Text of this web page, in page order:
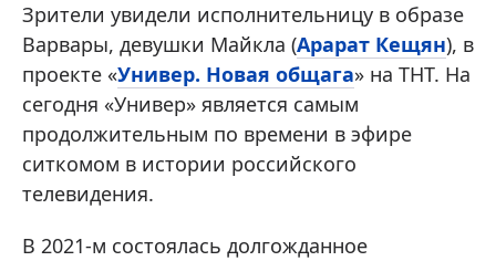
Зрители увидели исполнительницу в образе
Варвары, девушки Майкла (Арарат Кещян), в
проекте «Универ. Новая общага» на ТНТ. На
сегодня «Универ» является самым
продолжительным по времени в эфире
ситкомом в истории российского
телевидения.
В 2021-м состоялась долгожданное